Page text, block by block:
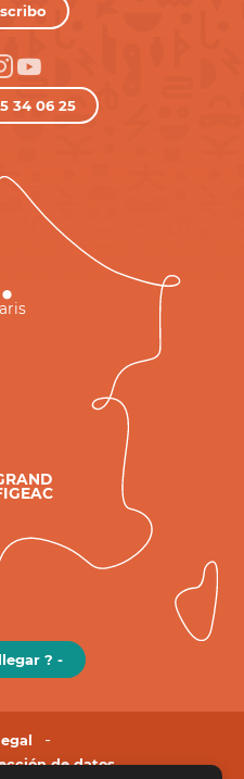
34 06 25
? -
de datos.